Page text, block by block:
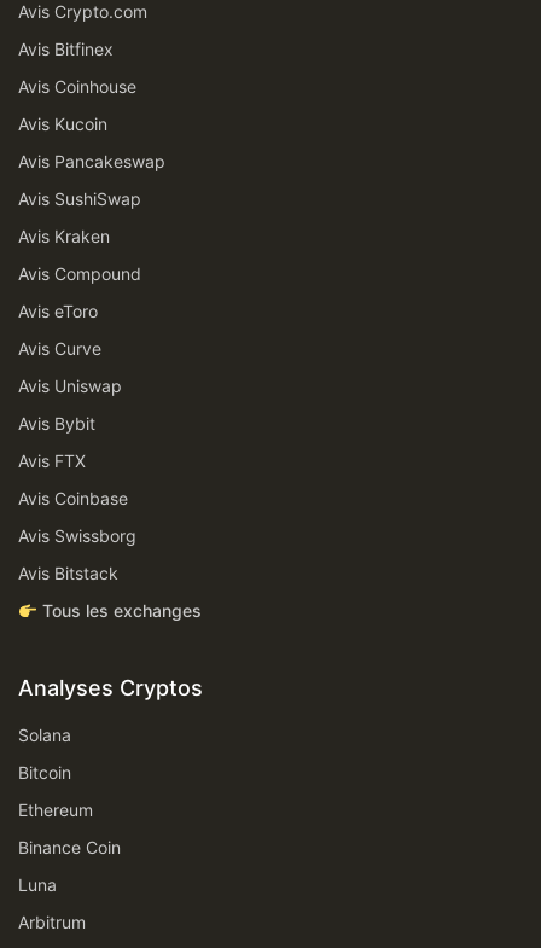
Avis Crypto.com
Avis Bitfinex
Avis Coinhouse
Avis Kucoin
Avis Pancakeswap
Avis SushiSwap
Avis Kraken
Avis Compound
Avis eToro
Avis Curve
Avis Uniswap
Avis Bybit
Avis FTX
Avis Coinbase
Avis Swissborg
Avis Bitstack
Tous les exchanges
Analyses Cryptos
Solana
Bitcoin
Ethereum
Binance Coin
Luna
Arbitrum